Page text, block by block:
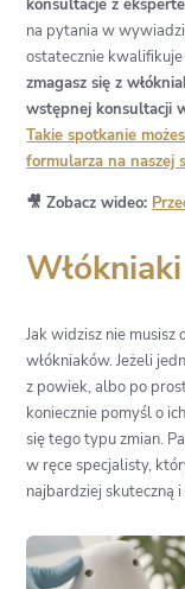
konsultacje z
na pytania w
ostatecznie
zmagasz się z
wstępnej konsultacji
Takie spotkanie
formularza na naszej
🎥 Zobacz wideo:
Jak widzisz nie
włókniaków. Jeżeli
z powiek, albo po
koniecznie pomyśl o
się tego typu zmian.
w ręce specjalisty,
najbardziej skuteczną